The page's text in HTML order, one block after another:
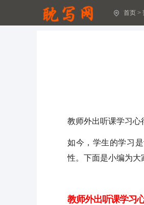
首页 >
教师外出听课学习心
如今，学生的学习
性。下面是小编为大
教师外出听课学习
十八岁成人礼心得体会(精选
安全生产阶段感想体会12篇